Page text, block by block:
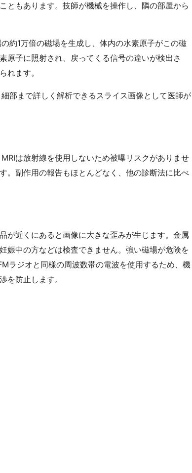
ともあります。技師が機械を操作し、隣の部屋から
約1万倍の磁場を生成し、体内の水素原子がこの磁
原子に照射され、戻ってくる信号の違いが検出さ
れます。
部まで詳しく解析できるスライス画像として医師が
は放射線を使用しないため被曝リスクがありませ
。副作用の報告もほとんどなく、他の診断法に比べ
が近くにあると画像に大きな歪みが生じます。金属
娠中の方などは検査できません。強い磁場が危険を
ラジオと同様の周波数帯の電波を使用するため、機
を防止します。